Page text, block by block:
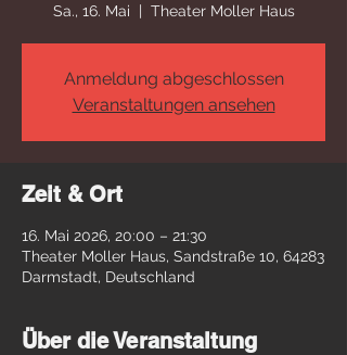
Sa., 16. Mai
  |
Theater Moller Haus
Anmeldung abgeschlossen
Veranstaltungen ansehen
Zeit & Ort
16. Mai 2026, 20:00 – 21:30
Theater Moller Haus, Sandstraße 10, 64283
Darmstadt, Deutschland
Über die Veranstaltung